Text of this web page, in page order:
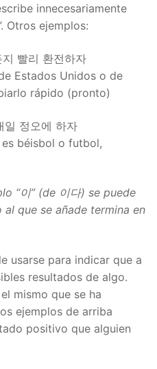
innecesariamente
Otros ejemplos:
빨리 환전하자
Estados Unidos o de
rápido (pronto)
일 정오에 하자
béisbol o futbol,
“이” (de 이다) se puede
que se añade termina en
usarse para indicar que a
resultados de algo.
mismo que se ha
ejemplos de arriba
positivo que alguien